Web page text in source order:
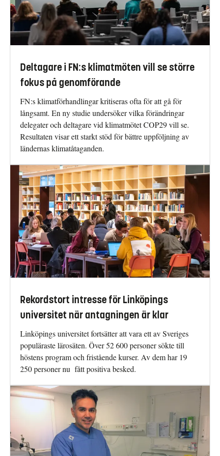
Deltagare i FN:s klimatmöten vill se större
fokus på genomförande
FN:s klimatförhandlingar kritiseras ofta för att gå för
långsamt. En ny studie undersöker vilka förändringar
delegater och deltagare vid klimatmötet COP29 vill se.
Resultaten visar ett starkt stöd för bättre uppföljning av
ländernas klimatåtaganden.
Rekordstort intresse för Linköpings
universitet när antagningen är klar
Linköpings universitet fortsätter att vara ett av Sveriges
populäraste lärosäten. Över 52 600 personer sökte till
höstens program och fristående kurser. Av dem har 19
250 personer nu fått positiva besked.